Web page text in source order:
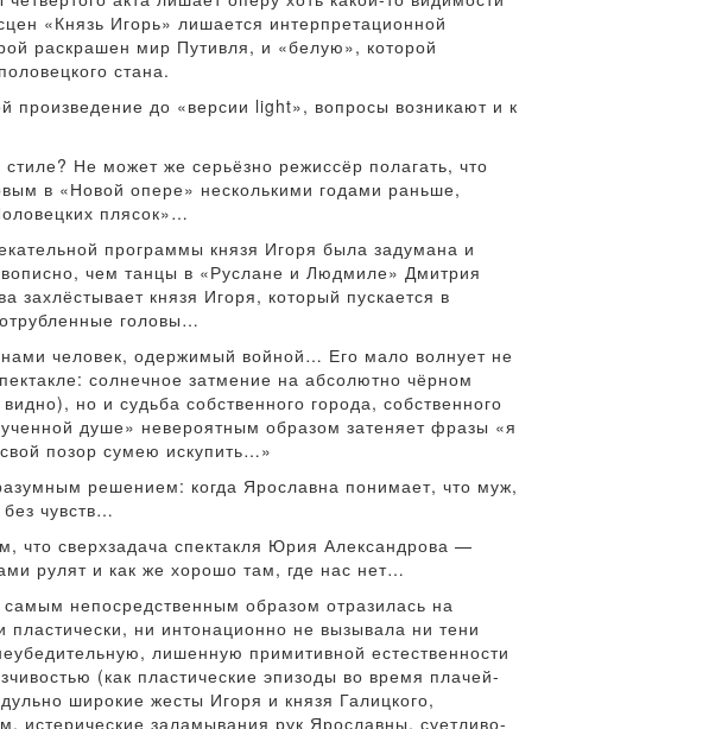
«Князь Игорь» лишается интерпретационной
раскрашен мир Путивля, и «белую», которой
стана.
произведение до «версии light», вопросы возникают и к
Не может же серьёзно режиссёр полагать, что
в «Новой опере» несколькими годами раньше,
плясок»…
программы князя Игоря была задумана и
чем танцы в «Руслане и Людмиле» Дмитрия
захлёстывает князя Игоря, который пускается в
головы…
человек, одержимый войной… Его мало волнует не
солнечное затмение на абсолютно чёрном
но и судьба собственного города, собственного
душе» невероятным образом затеняет фразы «я
позор сумею искупить…»
решением: когда Ярославна понимает, что муж,
чувств…
что сверхзадача спектакля Юрия Александрова —
рулят и как же хорошо там, где нас нет…
непосредственным образом отразилась на
ни интонационно не вызывала ни тени
лишенную примитивной естественности
(как пластические эпизоды во время плачей-
широкие жесты Игоря и князя Галицкого,
истерические заламывания рук Ярославны, суетливо-